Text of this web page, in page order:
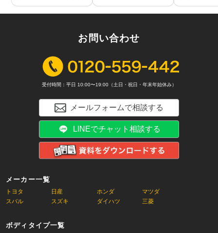
メーカー一覧
トヨタ 日産 ホンダ
マツダ
スバル
スズキ ダイハツ 三菱
ボディタイプ一覧
お問い合わせ
受付時間：平日 10:00〜19:00（土日・祝日・年末年始休み）
メールフォームで相談する
LINEでチャット相談する